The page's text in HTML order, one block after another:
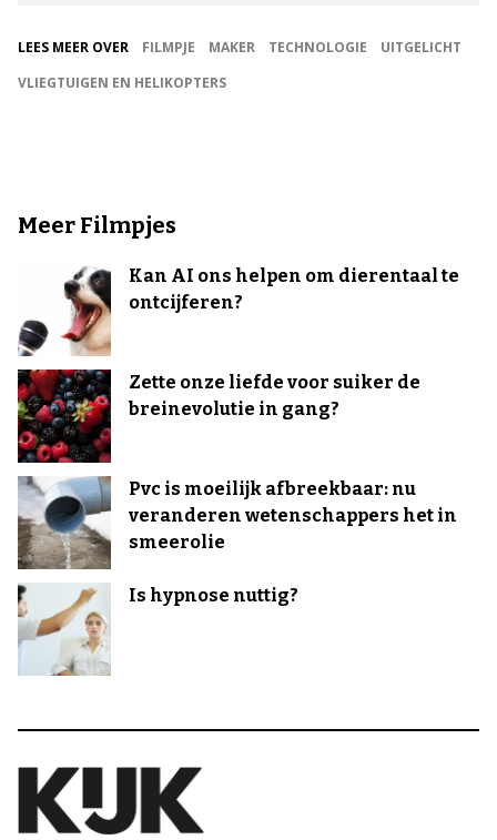
LEES MEER OVER FILMPJE MAKER TECHNOLOGIE
UITGELICHT
VLIEGTUIGEN EN HELIKOPTERS
Meer Filmpjes
Kan AI ons helpen om dierentaal te
ontcijferen?
Zette onze liefde voor suiker de
breinevolutie in gang?
Pvc is moeilijk afbreekbaar: nu
veranderen wetenschappers het in
smeerolie
Is hypnose nuttig?